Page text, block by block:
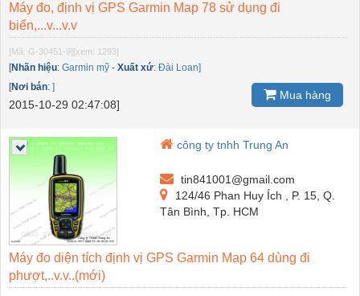
Máy đo, định vị GPS Garmin Map 78 sử dụng đi
biển,...v...v.v
[Mã: G-30451-9] [xem: 1293]
[Nhãn hiệu: Garmin mỹ - Xuất xứ: Đài Loan]
[Nơi bán: ]
2015-10-29 02:47:08]
Mua hàng
công ty tnhh Trung An
tin841001@gmail.com
124/46 Phan Huy Ích , P. 15, Q.
Tân Bình, Tp. HCM
Máy đo diện tích định vị GPS Garmin Map 64 dùng đi
phượt,..v.v..(mới)